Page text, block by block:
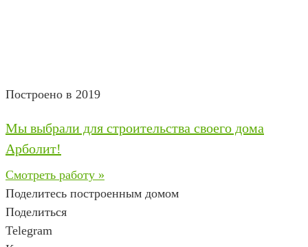
Построено в 2019
Мы выбрали для строительства своего дома
Арболит!
Смотреть работу »
Поделитесь построенным домом
Поделиться
Telegram